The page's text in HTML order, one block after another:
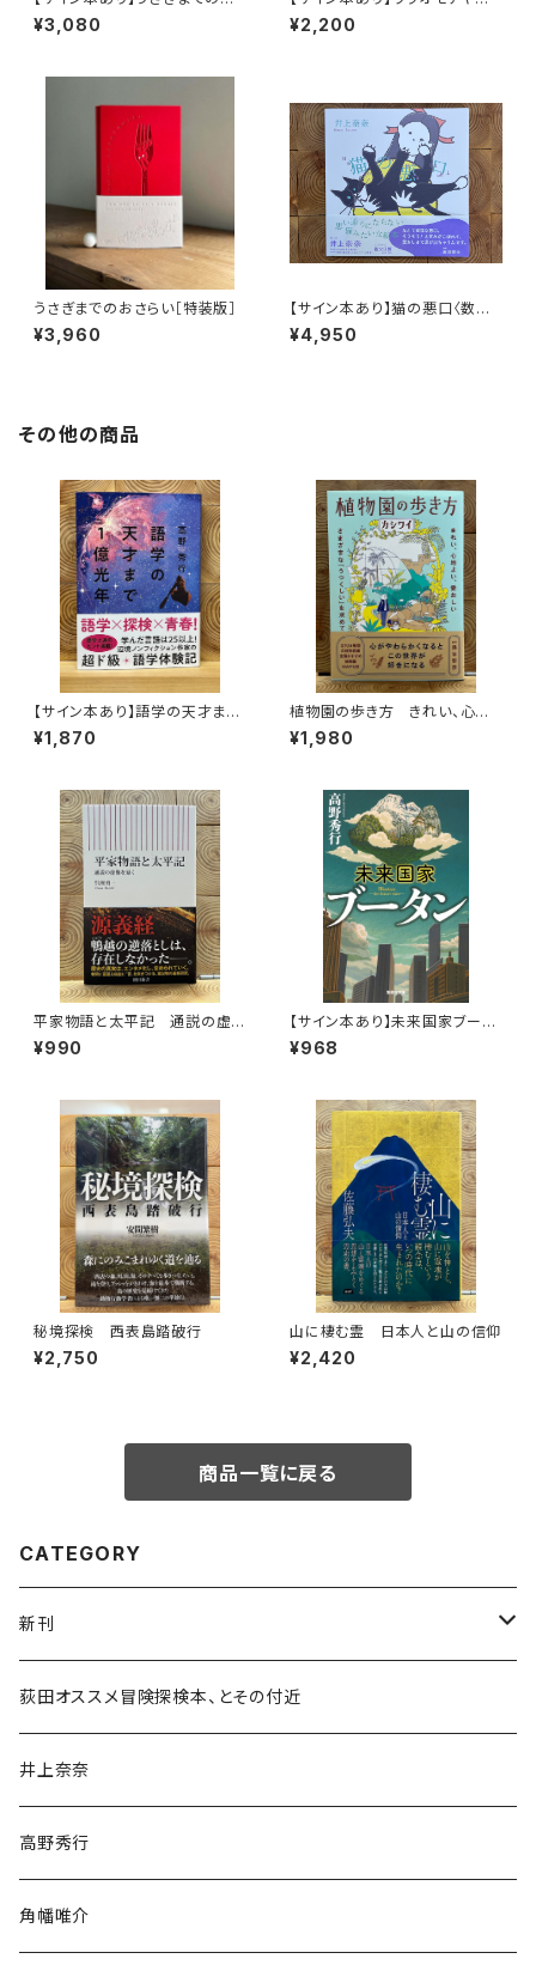
さらい［通常版］
¥3,080
ネコ
¥2,200
うさぎまでのおさらい［特装版］
¥3,960
【サイン本あり】猫の悪口〈数量
限定・オリジナルトート付き〉
¥4,950
その他の商品
【サイン本あり】語学の天才まで
1億光年
¥1,870
植物園の歩き方 きれい、心地
よい、愛おしい さまざまな「うつ
くしい」を求めて
¥1,980
平家物語と太平記 通説の虚
像を暴く
¥990
【サイン本あり】未来国家ブータ
ン
¥968
秘境探検 西表島踏破行
¥2,750
山に棲む霊 日本人と山の信仰
¥2,420
商品一覧に戻る
CATEGORY
新刊
和書
文学・小説・物語
随筆・ノンフィクション・その他
荻田オススメ冒険探検本、とその付近
井上奈奈
高野秀行
角幡唯介